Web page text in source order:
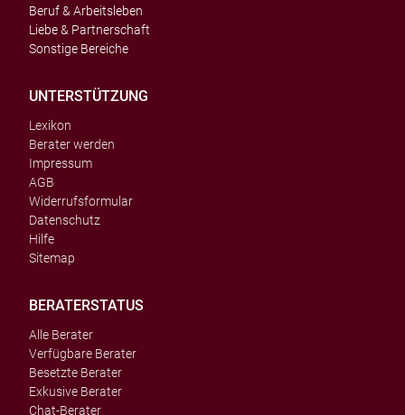
Beruf & Arbeitsleben
Liebe & Partnerschaft
Sonstige Bereiche
UNTERSTÜTZUNG
Lexikon
Berater werden
Impressum
AGB
Widerrufsformular
Datenschutz
Hilfe
Sitemap
BERATERSTATUS
Alle Berater
Verfügbare Berater
Besetzte Berater
Exkusive Berater
Chat-Berater